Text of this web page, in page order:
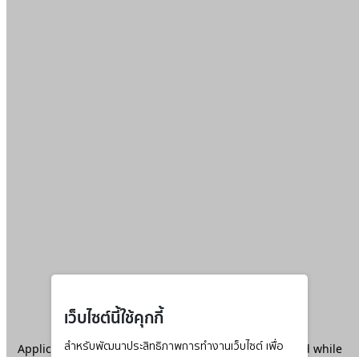
เว็บไซต์นี้ใช้คุกกี้
สำหรับพัฒนาประสิทธิภาพการทำงานเว็บไซต์ เพื่อ
Application error: aclient-side exception has occurred while